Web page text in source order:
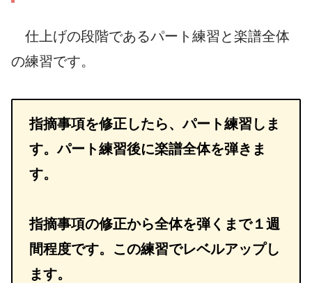
仕上げの段階であるパート練習と楽譜全体
の練習です。
指摘事項を修正したら、パート練習しま
す。パート練習後に楽譜全体を弾きま
す。
指摘事項の修正から全体を弾くまで１週
間程度です。この練習でレベルアップし
ます。